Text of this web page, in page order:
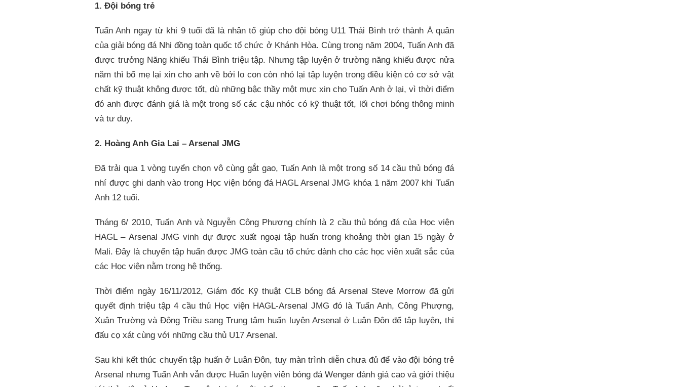
1. Đội bóng trẻ
Tuấn Anh ngay từ khi 9 tuổi đã là nhân tố giúp cho đội bóng U11 Thái Bình trở thành Á quân
của giải bóng đá Nhi đồng toàn quốc tổ chức ở Khánh Hòa. Cùng trong năm 2004, Tuấn Anh đã
được trưởng Năng khiếu Thái Bình triệu tập. Nhưng tập luyện ở trường năng khiếu được nửa
năm thì bố mẹ lại xin cho anh về bởi lo con còn nhỏ lại tập luyện trong điều kiện có cơ sở vật
chất kỹ thuật không được tốt, dù những bậc thầy một mực xin cho Tuấn Anh ở lại, vì thời điểm
đó anh được đánh giá là một trong số các cậu nhóc có kỹ thuật tốt, lối chơi bóng thông minh
và tư duy.
2. Hoàng Anh Gia Lai – Arsenal JMG
Đã trải qua 1 vòng tuyển chọn vô cùng gắt gao, Tuấn Anh là một trong số 14 cầu thủ bóng đá
nhí được ghi danh vào trong Học viện bóng đá HAGL Arsenal JMG khóa 1 năm 2007 khi Tuấn
Anh 12 tuổi.
Tháng 6/ 2010, Tuấn Anh và Nguyễn Công Phượng chính là 2 cầu thủ bóng đá của Học viện
HAGL – Arsenal JMG vinh dự được xuất ngoại tập huấn trong khoảng thời gian 15 ngày ở
Mali. Đây là chuyến tập huấn được JMG toàn cầu tổ chức dành cho các học viên xuất sắc của
các Học viện nằm trong hệ thống.
Thời điểm ngày 16/11/2012, Giám đốc Kỹ thuật CLB bóng đá Arsenal Steve Morrow đã gửi
quyết định triệu tập 4 cầu thủ Học viện HAGL-Arsenal JMG đó là Tuấn Anh, Công Phượng,
Xuân Trường và Đông Triều sang Trung tâm huấn luyện Arsenal ở Luân Đôn để tập luyện, thi
đấu cọ xát cùng với những cầu thủ U17 Arsenal.
Sau khi kết thúc chuyến tập huấn ở Luân Đôn, tuy màn trình diễn chưa đủ để vào đội bóng trẻ
Arsenal nhưng Tuấn Anh vẫn được Huấn luyện viên bóng đá Wenger đánh giá cao và giới thiệu